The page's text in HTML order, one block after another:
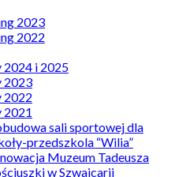
2023
2022
2024 i 2025
2023
2022
2021
sali sportowej dla
przedszkola “Wilia”
Muzeum Tadeusza
w Szwajcarii